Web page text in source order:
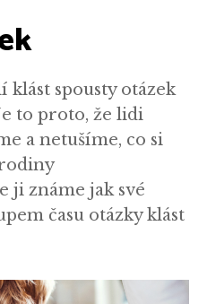
klást spousty otázek
to proto, že lidi
a netušíme, co si
ji známe jak své
času otázky klást